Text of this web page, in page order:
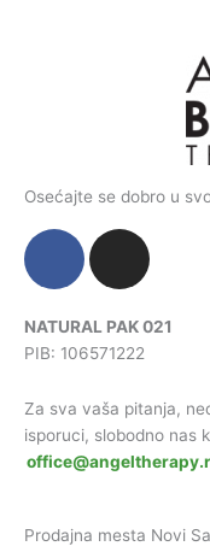
Osećajte se dobro u
F
e
b
o
k
I
t
a
g
r
a
m
NATURAL PAK 021
PIB: 106571222
Za sva vaša pitanja,
isporuci, slobodno nas
Prodajna mesta Novi